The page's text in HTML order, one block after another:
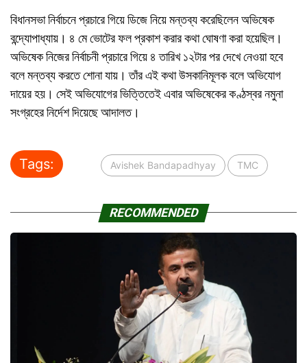
বিধানসভা নির্বাচনে প্রচারে গিয়ে ডিজে নিয়ে মন্তব্য করেছিলেন অভিষেক
বন্দ্যোপাধ্যায়। ৪ মে ভোটের ফল প্রকাশ করার কথা ঘোষণা করা হয়েছিল।
অভিষেক নিজের নির্বাচনী প্রচারে গিয়ে ৪ তারিখ ১২টার পর দেখে নেওয়া হবে
বলে মন্তব্য করতে শোনা যায়। তাঁর এই কথা উসকানিমূলক বলে অভিযোগ
দায়ের হয়। সেই অভিযোগের ভিত্তিতেই এবার অভিষেকের কণ্ঠস্বর নমুনা
সংগ্রহের নির্দেশ দিয়েছে আদালত।
Tags: Avishek Bandapadhyay TMC
RECOMMENDED